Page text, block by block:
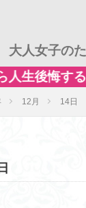
大人女子の
生後悔す
12月 14日